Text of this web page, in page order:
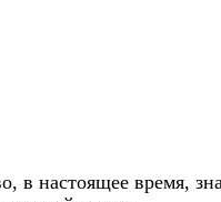
в настоящее время,